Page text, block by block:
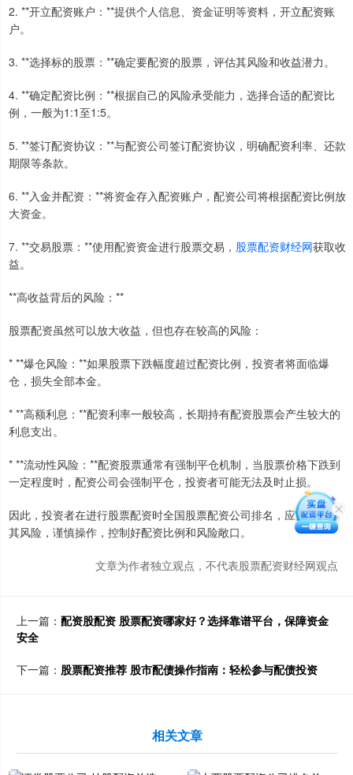
2. **开立配资账户：**提供个人信息、资金证明等资料，开立配资账
户。
3. **选择标的股票：**确定要配资的股票，评估其风险和收益潜力。
4. **确定配资比例：**根据自己的风险承受能力，选择合适的配资比
例，一般为1:1至1:5。
5. **签订配资协议：**与配资公司签订配资协议，明确配资利率、还款
期限等条款。
6. **入金并配资：**将资金存入配资账户，配资公司将根据配资比例放
大资金。
7. **交易股票：**使用配资资金进行股票交易， 股票配资财经网获取收
益。
**高收益背后的风险：**
股票配资虽然可以放大收益，但也存在较高的风险：
* **爆仓风险：**如果股票下跌幅度超过配资比例，投资者将面临爆
仓，损失全部本金。
* **高额利息：**配资利率一般较高，长期持有配资股票会产生较大的
利息支出。
* **流动性风险：**配资股票通常有强制平仓机制，当股票价格下跌到
一定程度时，配资公司会强制平仓，投资者可能无法及时止损。
因此，投资者在进行股票配资时全国股票配资公司排名，应充分了解
其风险，谨慎操作，控制好配资比例和风险敞口。
文章为作者独立观点，不代表股票配资财经网观点
上一篇： 配资股配资 股票配资哪家好？选择靠谱平台，保障资金
安全
下一篇： 股票配资推荐 股市配债操作指南：轻松参与配债投资
相关文章